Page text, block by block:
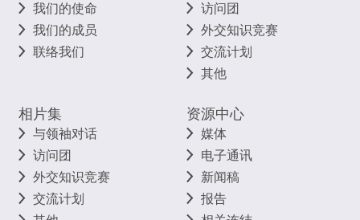
我们的使命
我们的成员
联络我们
访问团
外交知识竞赛
交流计划
其他
相片集
与领袖对话
访问团
外交知识竞赛
交流计划
资源中心
媒体
电子通讯
新闻稿
报告